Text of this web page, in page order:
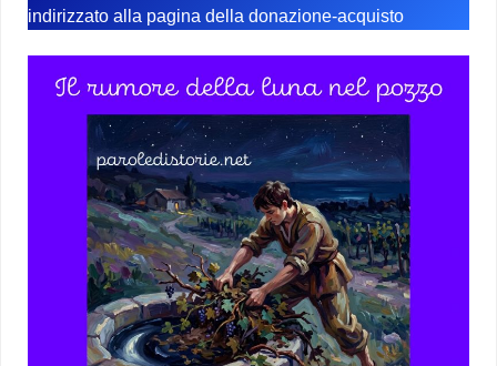
indirizzato alla pagina della donazione-acquisto